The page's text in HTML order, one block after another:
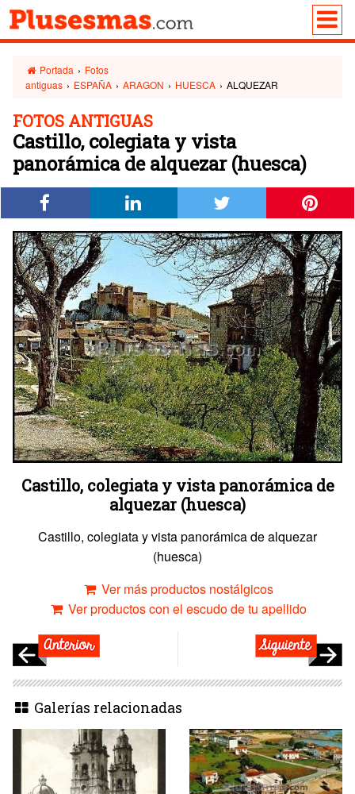
Portada › Fotos
antiguas › ESPAÑA › ARAGON › HUESCA › ALQUEZAR
FOTOS ANTIGUAS
Castillo, colegiata y vista
panorámica de alquezar (huesca)
Castillo, colegiata y vista panorámica de
alquezar (huesca)
Castillo, colegiata y vista panorámica de alquezar
(huesca)
Ver más productos nostálgicos
Ver productos con el escudo de tu apellido
Galerías relacionadas